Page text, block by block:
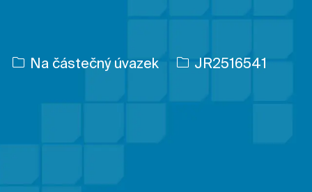
Typ úlohy
Na částečný úvazek ID úlohy
JR2516541